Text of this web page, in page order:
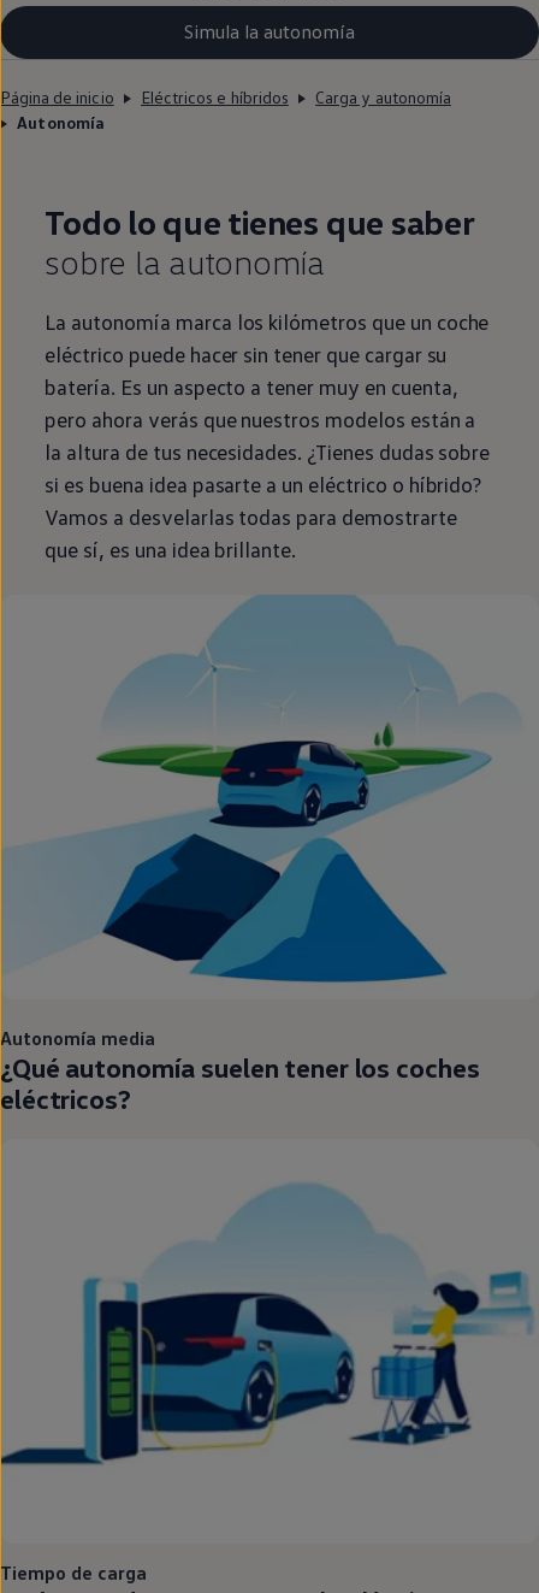
Simula la autonomía
Página de inicio Eléctricos e híbridos
Carga y autonomía
Autonomía
Todo lo que tienes que saber
sobre la autonomía
La autonomía marca los kilómetros que un coche
eléctrico puede hacer sin tener que cargar su
batería. Es un aspecto a tener muy en cuenta,
pero ahora verás que nuestros modelos están a
la altura de tus necesidades. ¿Tienes dudas sobre
si es buena idea pasarte a un eléctrico o híbrido?
Vamos a desvelarlas todas para demostrarte
que sí, es una idea brillante.
Autonomía media
¿Qué autonomía suelen tener los coches
eléctricos?
Tiempo de carga